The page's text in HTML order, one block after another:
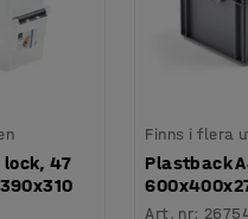
lock, 47
Finns i flera
Plastback
Art. nr: